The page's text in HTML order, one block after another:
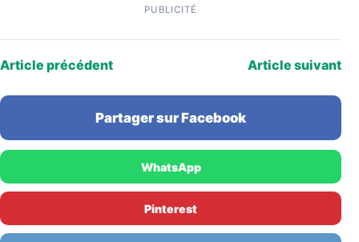
PUBLICITÉ
Article précédent Article suivant
Partager sur Facebook
WhatsApp
Pinterest